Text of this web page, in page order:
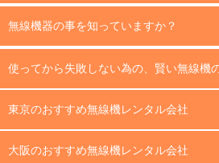
無線機器の事を知っていますか？
使ってから失敗しない為の、賢い無線機
東京のおすすめ無線機レンタル会社
大阪のおすすめ無線機レンタル会社